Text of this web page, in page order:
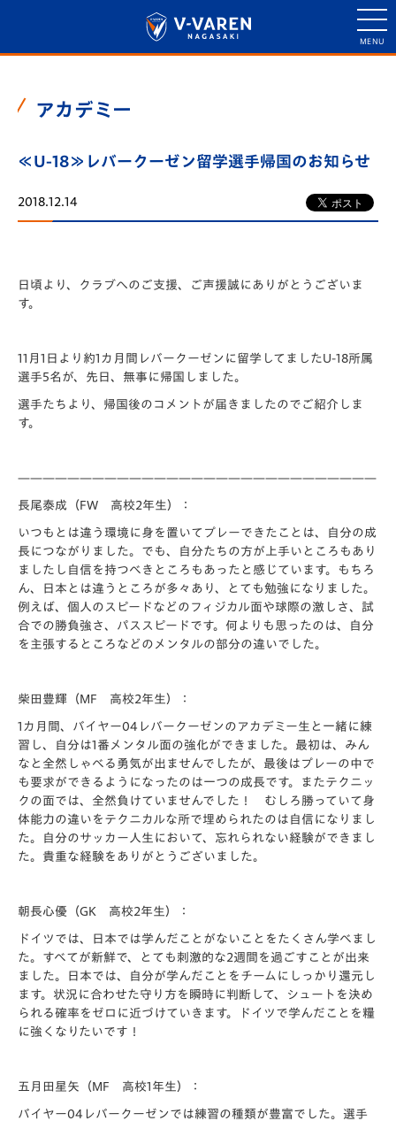
アカデミー
≪U-18≫レバークーゼン留学選手帰国のお知らせ
2018.12.14
日頃より、クラブへのご支援、ご声援誠にありがとうございま
す。
11月1日より約1カ月間レバークーゼンに留学してましたU-18所属
選手5名が、先日、無事に帰国しました。
選手たちより、帰国後のコメントが届きましたのでご紹介しま
す。
—————————————————————————————
長尾泰成（FW 高校2年生）：
いつもとは違う環境に身を置いてプレーできたことは、自分の成
長につながりました。でも、自分たちの方が上手いところもあり
ましたし自信を持つべきところもあったと感じています。もちろ
ん、日本とは違うところが多々あり、とても勉強になりました。
例えば、個人のスピードなどのフィジカル面や球際の激しさ、試
合での勝負強さ、パススピードです。何よりも思ったのは、自分
を主張するところなどのメンタルの部分の違いでした。
柴田豊輝（MF 高校2年生）：
1カ月間、バイヤー04レバークーゼンのアカデミー生と一緒に練
習し、自分は1番メンタル面の強化ができました。最初は、みん
なと全然しゃべる勇気が出ませんでしたが、最後はプレーの中で
も要求ができるようになったのは一つの成長です。またテクニッ
クの面では、全然負けていませんでした！ むしろ勝っていて身
体能力の違いをテクニカルな所で埋められたのは自信になりまし
た。自分のサッカー人生において、忘れられない経験ができまし
た。貴重な経験をありがとうございました。
朝長心優（GK 高校2年生）：
ドイツでは、日本では学んだことがないことをたくさん学べまし
た。すべてが新鮮で、とても刺激的な2週間を過ごすことが出来
ました。日本では、自分が学んだことをチームにしっかり還元し
ます。状況に合わせた守り方を瞬時に判断して、シュートを決め
られる確率をゼロに近づけていきます。ドイツで学んだことを糧
に強くなりたいです！
五月田星矢（MF 高校1年生）：
バイヤー04レバークーゼンでは練習の種類が豊富でした。選手